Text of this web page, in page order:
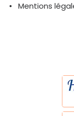
Mentions